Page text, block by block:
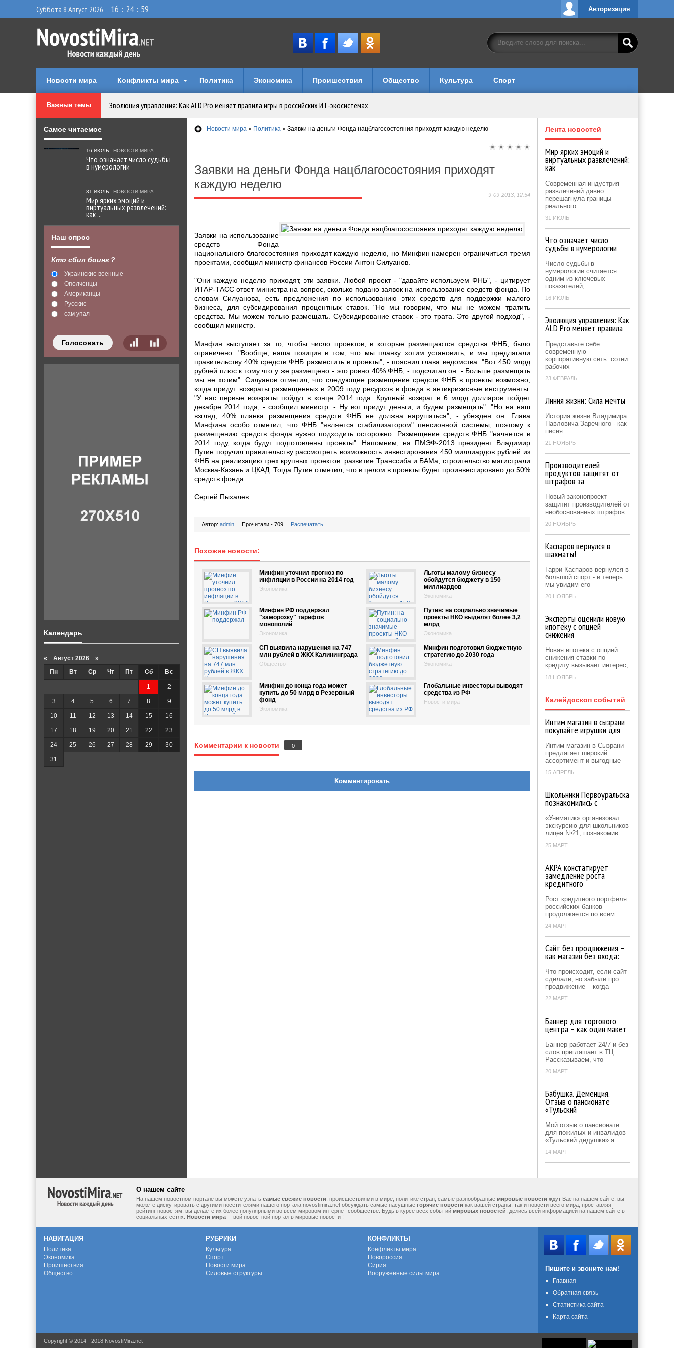
Авторизация
Суббота 8 Август 2026 16 : 25 : 00
Новости мира Конфликты мира Политика Экономика Проишествия Общество Культура Спорт
Важные темы
Идеи, куда сходить с детьми в парки, музеи и кафе
Мир ярких эмоций и виртуальных развлечений: как устроен досуг на игровых порталах
Что означает число судьбы в нумерологии
Новости мира » Политика » Заявки на деньги Фонда нацблагосостояния приходят каждую неделю
Заявки на деньги Фонда нацблагосостояния приходят
каждую неделю
9-09-2013, 12:54
Заявки на использование
средств Фонда
национального благосостояния приходят каждую неделю, но Минфин намерен ограничиться тремя
проектами, сообщил министр финансов России Антон Силуанов.
"Они каждую неделю приходят, эти заявки. Любой проект - "давайте используем ФНБ", - цитирует
ИТАР-ТАСС ответ министра на вопрос, сколько подано заявок на использование средств фонда. По
словам Силуанова, есть предложения по использованию этих средств для поддержки малого
бизнеса, для субсидирования процентных ставок. "Но мы говорим, что мы не можем тратить
средства. Мы можем только размещать. Субсидирование ставок - это трата. Это другой подход", -
сообщил министр.
Минфин выступает за то, чтобы число проектов, в которые размещаются средства ФНБ, было
ограничено. "Вообще, наша позиция в том, что мы планку хотим установить, и мы предлагали
правительству 40% средств ФНБ разместить в проекты", - пояснил глава ведомства. "Вот 450 млрд
рублей плюс к тому что у же размещено - это ровно 40% ФНБ, - подсчитал он. - Больше размещать
мы не хотим". Силуанов отметил, что следующее размещение средств ФНБ в проекты возможно,
когда придут возвраты размещенных в 2009 году ресурсов в фонда в антикризисные инструменты.
"У нас первые возвраты пойдут в конце 2014 года. Крупный возврат в 6 млрд долларов пойдет
декабре 2014 года, - сообщил министр. - Ну вот придут деньги, и будем размещать". "Но на наш
взгляд, 40% планка размещения средств ФНБ не должна нарушаться", - убежден он. Глава
Минфина особо отметил, что ФНБ "является стабилизатором" пенсионной системы, поэтому к
размещению средств фонда нужно подходить осторожно. Размещение средств ФНБ "начнется в
2014 году, когда будут подготовлены проекты". Напомним, на ПМЭФ-2013 президент Владимир
Путин поручил правительству рассмотреть возможность инвестирования 450 миллиардов рублей из
ФНБ на реализацию трех крупных проектов: развитие Транссиба и БАМа, строительство магистрали
Москва-Казань и ЦКАД. Тогда Путин отметил, что в целом в проекты будет проинвестировано до 50%
средств фонда.
Сергей Пыхалев
Автор: admin Прочитали - 709 Распечатать
Похожие новости:
Минфин уточнил прогноз по
инфляции в России на 2014 год
Экономика
Льготы малому бизнесу
обойдутся бюджету в 150
миллиардов
Экономика
Минфин РФ поддержал
"заморозку" тарифов
монополий
Экономика
Путин: на социально значимые
проекты НКО выделят более 3,2
млрд
Экономика
СП выявила нарушения на 747
млн рублей в ЖКХ Калининграда
Общество
Минфин подготовил бюджетную
стратегию до 2030 года
Экономика
Минфин до конца года может
купить до 50 млрд в Резервный
фонд
Экономика
Глобальные инвесторы выводят
средства из РФ
Новости мира
Комментарии к новости 0
Комментировать
Самое читаемое
16 ИЮЛЬ НОВОСТИ МИРА
Что означает число судьбы
в нумерологии
31 ИЮЛЬ НОВОСТИ МИРА
Мир ярких эмоций и
виртуальных развлечений:
как ...
Наш опрос
Кто сбил боинг ?
Украинские военные
Ополченцы
Американцы
Русские
сам упал
Голосовать
Календарь
« Август 2026 »
Пн
Вт Ср Чт Пт Сб Вс
1 2
3 4 5 6 7 8 9
10 11 12 13 14 15 16
17 18 19 20 21 22 23
24 25 26 27 28 29 30
31
Лента новостей
Мир ярких эмоций и
виртуальных развлечений:
как
Современная индустрия
развлечений давно
перешагнула границы
реального
31 ИЮЛЬ
Что означает число
судьбы в нумерологии
Число судьбы в
нумерологии считается
одним из ключевых
показателей,
16 ИЮЛЬ
Эволюция управления: Как
ALD Pro меняет правила
Представьте себе
современную
корпоративную сеть: сотни
рабочих
23 ФЕВРАЛЬ
Линия жизни: Сила мечты
История жизни Владимира
Павловича Заречного - как
песня.
21 НОЯБРЬ
Производителей
продуктов защитят от
штрафов за
Новый законопроект
защитит производителей от
необоснованных штрафов
20 НОЯБРЬ
Каспаров вернулся в
шахматы!
Гарри Каспаров вернулся в
большой спорт - и теперь
мы увидим его
20 НОЯБРЬ
Эксперты оценили новую
ипотеку с опцией
снижения
Новая ипотека с опцией
снижения ставки по
кредиту вызывает интерес,
18 НОЯБРЬ
Калейдоскоп событий
Интим магазин в сызрани
покупайте игрушки для
Интим магазин в Сызрани
предлагает широкий
ассортимент и выгодные
15 АПРЕЛЬ
Школьники Первоуральска
познакомились с
«Униматик» организовал
экскурсию для школьников
лицея №21, познакомив
25 МАРТ
АКРА констатирует
замедление роста
кредитного
Рост кредитного портфеля
российских банков
продолжается по всем
24 МАРТ
Сайт без продвижения –
как магазин без входа:
Что происходит, если сайт
сделали, но забыли про
продвижение – когда
22 МАРТ
Баннер для торгового
центра – как один макет
Баннер работает 24/7 и без
слов приглашает в ТЦ.
Рассказываем, что
20 МАРТ
Бабушка. Деменция.
Отзыв о пансионате
«Тульский
Мой отзыв о пансионате
для пожилых и инвалидов
«Тульский дедушка» я
14 МАРТ
О нашем сайте
На нашем новостном портале вы можете узнать самые свежие новости , происшествиями в мире, политике стран, самые разнообразные мировые новости ждут Вас на нашем сайте, вы
можете дискутировать с другими посетителями нашего портала novostimira.net обсуждать самые насущные горячие новости как вашей страны, так и новости всего мира, проставляя
рейтинг новостям, вы делаете их более популярными во всём мировом интернет сообществе. Будь в курсе всех событий мировых новостей , делись всей информацией на нашем сайте в
социальных сетях. Новости мира - твой новостной портал в мировые новости !
НАВИГАЦИЯ
Политика
Экономика
Проишествия
Общество
РУБРИКИ
Культура
Спорт
Новости мира
Силовые структуры
КОНФЛИКТЫ
Конфликты мира
Новороссия
Сирия
Вооруженные силы мира
Пишите и звоните нам!
Главная
Обратная связь
Статистика сайта
Карта сайта
Copyright © 2014 - 2018 NovostiMira.net